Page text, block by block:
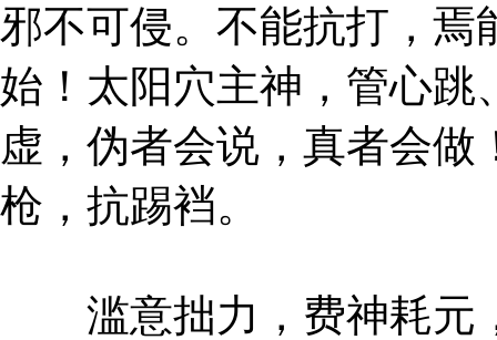
邪不可侵。不能抗打，
始！太阳穴主神，管心跳
虚，伪者会说，真者会
枪，抗踢裆。
滥意拙力，费神耗元